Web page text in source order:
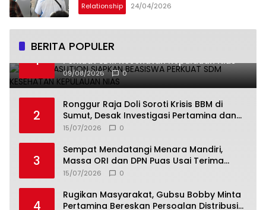
Relationship 24/04/2026
BERITA POPULER
1
Bobby Nasution Siapkan Beasiswa
Perkuat SDM Kesehatan Kepulauan Nias
09/08/2026 0
2
Ronggur Raja Doli Soroti Krisis BBM di
Sumut, Desak Investigasi Pertamina dan
Elnusa
15/07/2026 0
3
Sempat Mendatangi Menara Mandiri,
Massa ORI dan DPN Puas Usai Terima
Penjelasan Resmi Bank Mandiri Terkait PT
15/07/2026 0
4
Rugikan Masyarakat, Gubsu Bobby Minta
Pertamina Bereskan Persoalan Distribusi